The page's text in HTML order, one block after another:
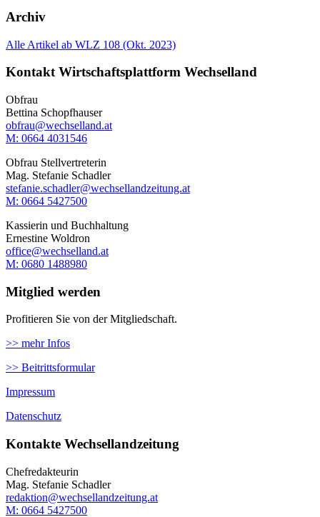
Archiv
Alle Artikel ab WLZ 108 (Okt. 2023)
Kontakt Wirtschaftsplattform Wechselland
Obfrau
Bettina Schopfhauser
obfrau@wechselland.at
M: 0664 4031546
Obfrau Stellvertreterin
Mag. Stefanie Schadler
stefanie.schadler@wechsellandzeitung.at
M: ‭0664 5427500‬
Kassierin und Buchhaltung
Ernestine Woldron
office@wechselland.at
M: ‭0680 1488980‬
Mitglied werden
Profitieren Sie von der Mitgliedschaft.
>> mehr Infos
>> Beitrittsformular
Impressum
Datenschutz
Kontakte Wechsellandzeitung
Chefredakteurin
Mag. Stefanie Schadler
redaktion@wechsellandzeitung.at
M: 0664 5427500‬